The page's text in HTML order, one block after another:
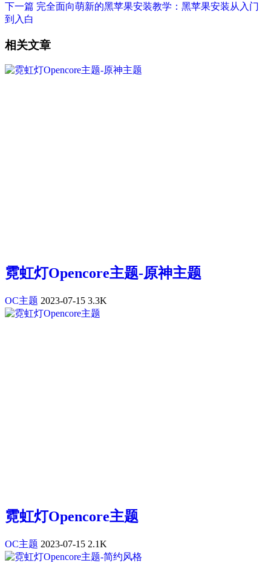
下一篇 完全面向萌新的黑苹果安装教学：黑苹果安装从入门
到入白
相关文章
霓虹灯Opencore主题-原神主题
OC主题 2023-07-15 3.3K
霓虹灯Opencore主题
OC主题 2023-07-15 2.1K